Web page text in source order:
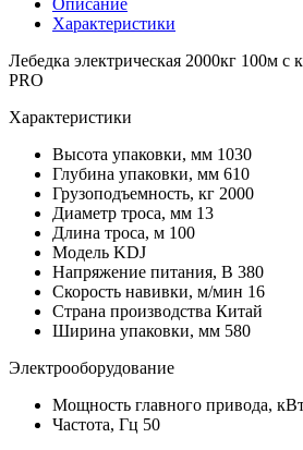
Характеристики
Лебедка электрическая 2000кг 100м
PRO
Характеристики
Высота упаковки, мм 1030
Глубина упаковки, мм 610
Грузоподъемность, кг 2000
Диаметр троса, мм 13
Длина троса, м 100
Модель KDJ
Напряжение питания, В 380
Скорость навивки, м/мин 16
Страна производства Китай
Ширина упаковки, мм 580
Электрооборудование
Мощность главного привода,
Частота, Гц 50